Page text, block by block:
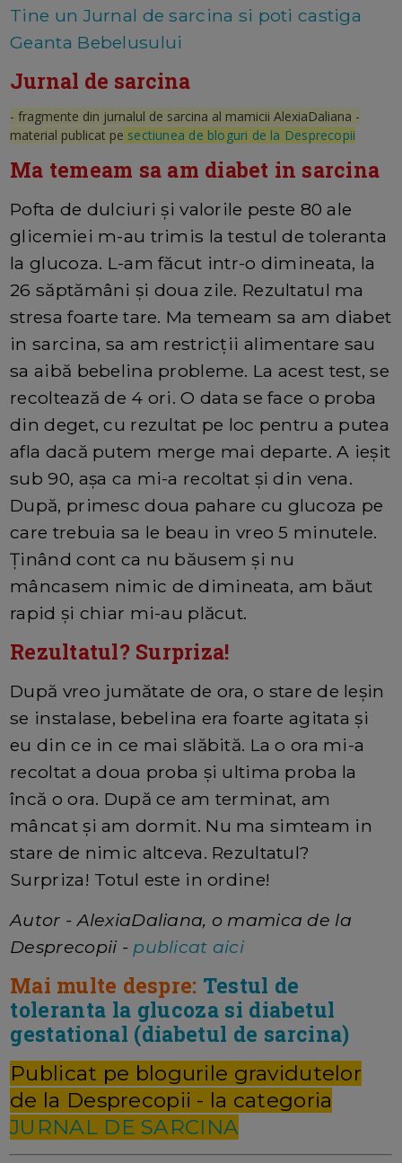
Tine un Jurnal de sarcina si poti castiga
Geanta Bebelusului
Jurnal de sarcina
- fragmente din jurnalul de sarcina al mamicii AlexiaDaliana -
material publicat pe sectiunea de bloguri de la Desprecopii
Ma temeam sa am diabet in sarcina
Pofta de dulciuri și valorile peste 80 ale
glicemiei m-au trimis la testul de toleranta
la glucoza. L-am făcut intr-o dimineata, la
26 săptămâni și doua zile. Rezultatul ma
stresa foarte tare. Ma temeam sa am diabet
in sarcina, sa am restricții alimentare sau
sa aibă bebelina probleme. La acest test, se
recoltează de 4 ori. O data se face o proba
din deget, cu rezultat pe loc pentru a putea
afla dacă putem merge mai departe. A ieșit
sub 90, așa ca mi-a recoltat și din vena.
După, primesc doua pahare cu glucoza pe
care trebuia sa le beau in vreo 5 minutele.
Ținând cont ca nu băusem și nu
mâncasem nimic de dimineata, am băut
rapid și chiar mi-au plăcut.
Rezultatul? Surpriza!
După vreo jumătate de ora, o stare de leșin
se instalase, bebelina era foarte agitata și
eu din ce in ce mai slăbită. La o ora mi-a
recoltat a doua proba și ultima proba la
încă o ora. După ce am terminat, am
mâncat și am dormit. Nu ma simteam in
stare de nimic altceva. Rezultatul?
Surpriza! Totul este in ordine!
Autor - AlexiaDaliana, o mamica de la
Desprecopii - publicat aici
Mai multe despre: Testul de
toleranta la glucoza si diabetul
gestational (diabetul de sarcina)
Publicat pe blogurile gravidutelor
de la Desprecopii - la categoria
JURNAL DE SARCINA